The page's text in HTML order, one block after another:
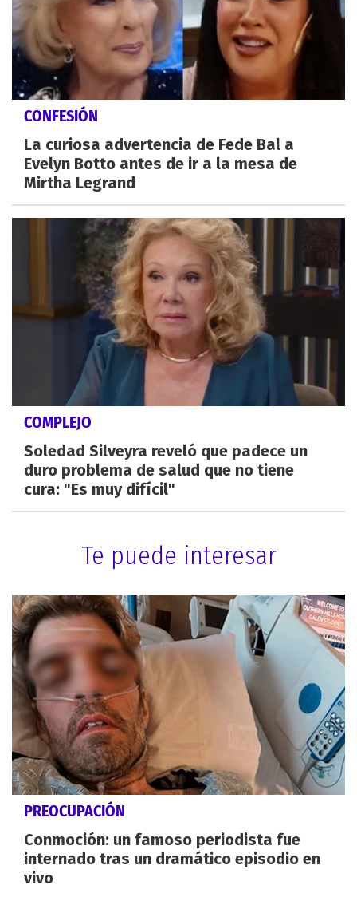
CONFESIÓN
La curiosa advertencia de Fede Bal a
Evelyn Botto antes de ir a la mesa de
Mirtha Legrand
COMPLEJO
Soledad Silveyra reveló que padece un
duro problema de salud que no tiene
cura: "Es muy difícil"
Te puede interesar
PREOCUPACIÓN
Conmoción: un famoso periodista fue
internado tras un dramático episodio en
vivo